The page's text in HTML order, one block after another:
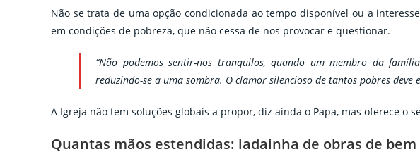
Não se trata de uma opção condicionada ao tempo disponível ou a
em condições de pobreza, que não cessa de nos provocar e questionar.
“Não podemos sentir-nos tranquilos, quando um membro da
reduzindo-se a uma sombra. O clamor silencioso de tantos pobres deve
A Igreja não tem soluções globais a propor, diz ainda o Papa, mas oferece o
Quantas mãos estendidas: ladainha de obras de bem